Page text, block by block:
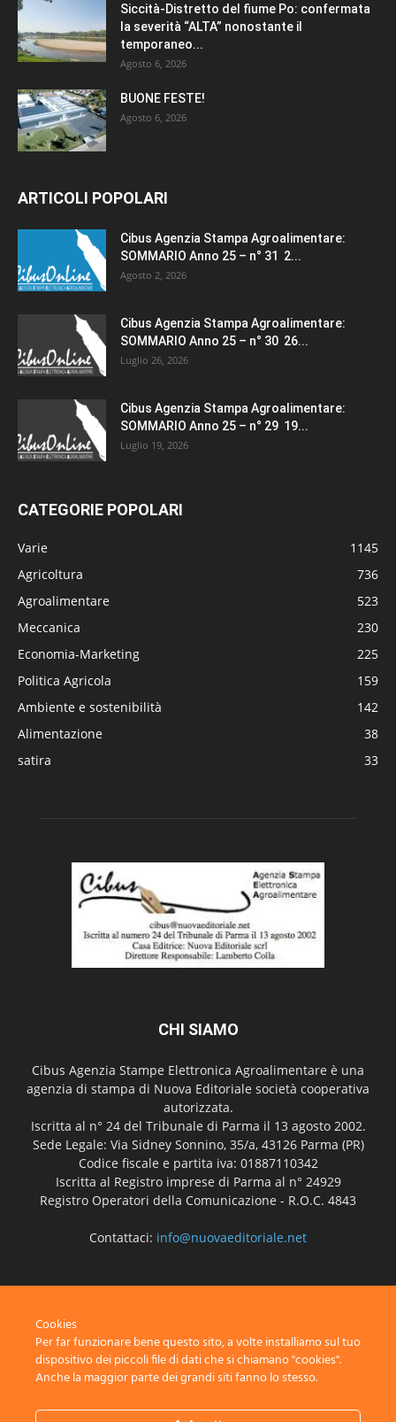
Siccità-Distretto del fiume Po: confermata
la severità “ALTA” nonostante il
temporaneo...
Agosto 6, 2026
BUONE FESTE!
Agosto 6, 2026
ARTICOLI POPOLARI
Cibus Agenzia Stampa Agroalimentare:
SOMMARIO Anno 25 – n° 31 2...
Agosto 2, 2026
Cibus Agenzia Stampa Agroalimentare:
SOMMARIO Anno 25 – n° 30 26...
Luglio 26, 2026
Cibus Agenzia Stampa Agroalimentare:
SOMMARIO Anno 25 – n° 29 19...
Luglio 19, 2026
CATEGORIE POPOLARI
Varie
1145
Agricoltura
736
Agroalimentare
523
Meccanica
230
Economia-Marketing
225
Politica Agricola
159
Ambiente e sostenibilità
142
Alimentazione
38
satira
33
CHI SIAMO
Cibus Agenzia Stampe Elettronica Agroalimentare è una
agenzia di stampa di Nuova Editoriale società cooperativa
autorizzata.
Iscritta al n° 24 del Tribunale di Parma il 13 agosto 2002.
Sede Legale: Via Sidney Sonnino, 35/a, 43126 Parma (PR)
Codice fiscale e partita iva: 01887110342
Iscritta al Registro imprese di Parma al n° 24929
Registro Operatori della Comunicazione - R.O.C. 4843
Contattaci: info@nuovaeditoriale.net
Cookies
Per far funzionare bene questo sito, a volte installiamo sul tuo
dispositivo dei piccoli file di dati che si chiamano "cookies".
Anche la maggior parte dei grandi siti fanno lo stesso.